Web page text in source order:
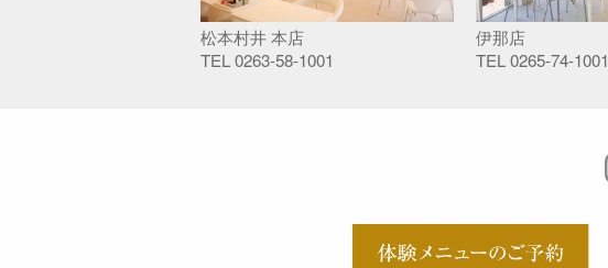
松本村井 本店
TEL0263-58-1001
伊那店
TEL0265-74-1001